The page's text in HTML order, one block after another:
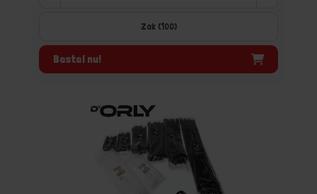
Zak (100)
Bestel nu!